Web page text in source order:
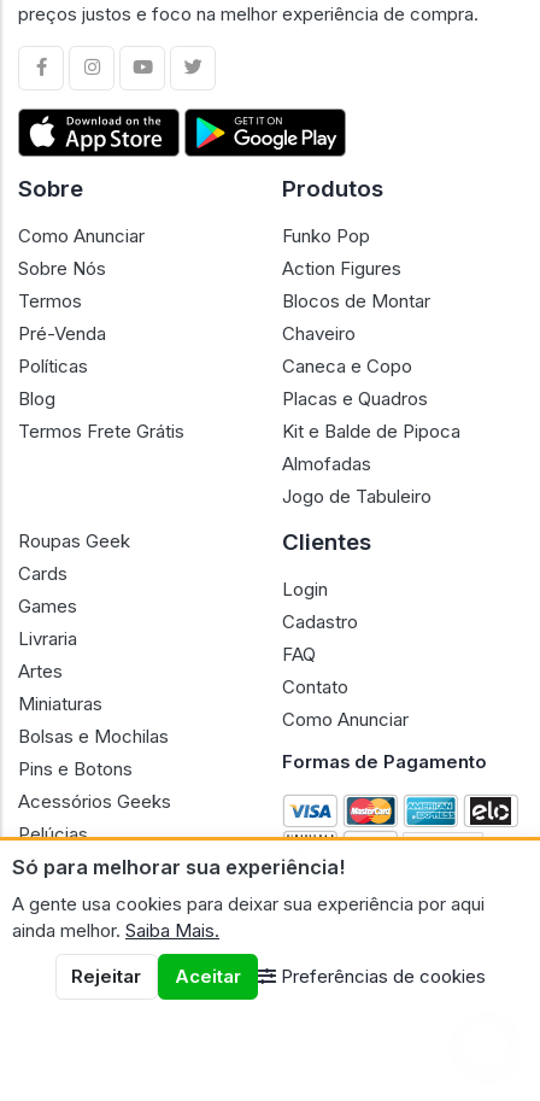
Só para melhorar sua experiência!
A gente usa cookies para deixar sua experiência por aqui
ainda melhor. Saiba Mais.
Rejeitar
Aceitar Preferências de cookies
preços justos e foco na melhor experiência de compra.
Sobre
Como Anunciar
Sobre Nós
Termos
Pré-Venda
Políticas
Blog
Termos Frete Grátis
Produtos
Funko Pop
Action Figures
Blocos de Montar
Chaveiro
Caneca e Copo
Placas e Quadros
Kit e Balde de Pipoca
Almofadas
Jogo de Tabuleiro
Roupas Geek
Cards
Games
Livraria
Artes
Miniaturas
Bolsas e Mochilas
Pins e Botons
Acessórios Geeks
Pelúcias
Bonecas
Clientes
Login
Cadastro
FAQ
Contato
Como Anunciar
Formas de Pagamento
CNPJ n.º 30.220.458/0001-17 - GERAL GEEK PORTAL ELETRONICO